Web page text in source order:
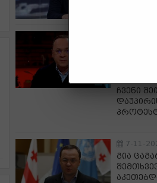
ჩვენი
7-11-
გია